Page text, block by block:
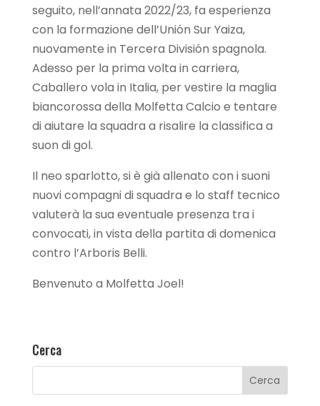
seguito, nell’annata 2022/23, fa esperienza
con la formazione dell’Unión Sur Yaiza,
nuovamente in Tercera División spagnola.
Adesso per la prima volta in carriera,
Caballero vola in Italia, per vestire la maglia
biancorossa della Molfetta Calcio e tentare
di aiutare la squadra a risalire la classifica a
suon di gol.
Il neo sparlotto, si è già allenato con i suoni
nuovi compagni di squadra e lo staff tecnico
valuterà la sua eventuale presenza tra i
convocati, in vista della partita di domenica
contro l’Arboris Belli.
Benvenuto a Molfetta Joel!
Cerca